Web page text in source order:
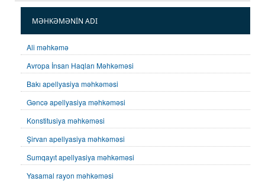
MƏHKƏMƏNİN ADI
Ali məhkəmə
Avropa İnsan Haqları Məhkəməsi
Bakı apellyasiya məhkəməsi
Gəncə apellyasiya məhkəməsi
Konstitusiya məhkəməsi
Şirvan apellyasiya məhkəməsi
Sumqayıt apellyasiya məhkəməsi
Yasamal rayon məhkəməsi